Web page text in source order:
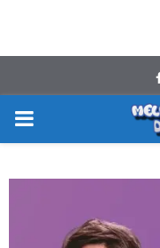
PRIMARY